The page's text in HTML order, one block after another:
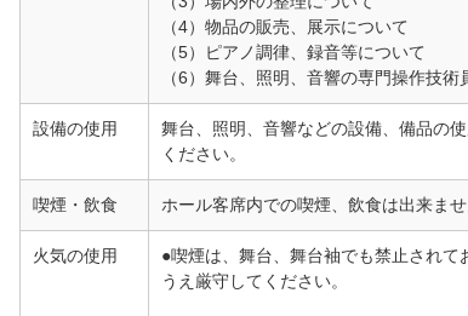
（4）物品の販売、展示について
（5）ピアノ調律、録音等について
（6）舞台、照明、音響の専門操作技術
設備の使用
舞台、照明、音響などの設備、備品の
ください。
喫煙・飲食 ホール客席内での喫煙、飲食は出来ませ
火気の使用
●喫煙は、舞台、舞台袖でも禁止され
うえ厳守してください。